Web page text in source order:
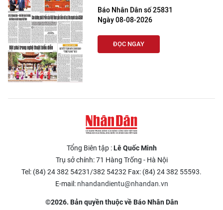
Báo Nhân Dân số 25831
Ngày 08-08-2026
ĐỌC NGAY
Tổng Biên tập :Lê Quốc Minh
Trụ sở chính: 71 Hàng Trống - Hà Nội
Tel: (84) 24 382 54231/382 54232 Fax: (84) 24 382 55593.
E-mail: nhandandientu@nhandan.vn
©2026. Bản quyền thuộc về Báo Nhân Dân